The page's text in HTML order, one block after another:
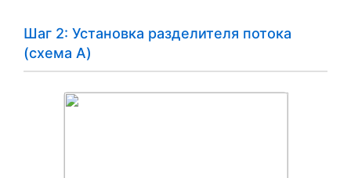
Шаг 2: Установка разделителя потока
(схема A)